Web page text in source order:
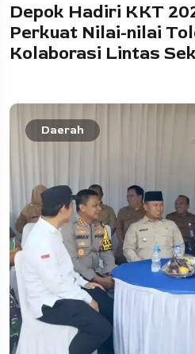
Depok Hadiri KKT
Perkuat Nilai-nilai
Kolaborasi Lintas
Daerah